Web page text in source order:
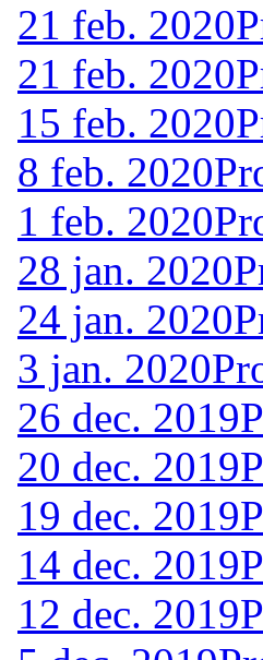
21 feb. 2020
21 feb. 2020
15 feb. 2020
8 feb. 2020
1 feb. 2020
28 jan. 2020
24 jan. 2020
3 jan. 2020
26 dec. 2019
20 dec. 2019
19 dec. 2019
14 dec. 2019
12 dec. 2019